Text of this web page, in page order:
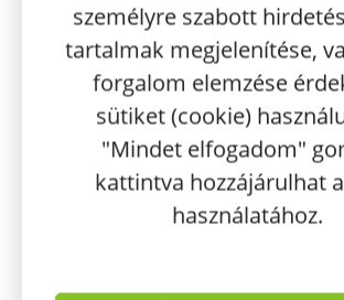
személyre szabott
tartalmak megjelenítése,
forgalom elemzése
sütiket (cookie)
"Mindet elfogadom"
kattintva hozzájárulhat
használatához.